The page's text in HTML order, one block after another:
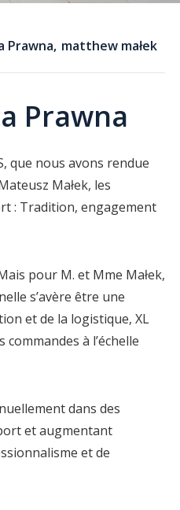
Prawna, matthew małek
Prawna
que nous avons rendue
Małek, les
: Tradition, engagement
pour M. et Mme Małek,
s’avère être une
et de la logistique, XL
à l’échelle
dans des
et augmentant
et de